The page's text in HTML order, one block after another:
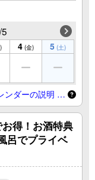
4 (金) 5 (土)
ンダーの説明 …
お得！お酒特典
呂でプライベ